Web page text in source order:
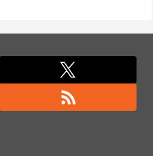
日本列島を一周…防衛省